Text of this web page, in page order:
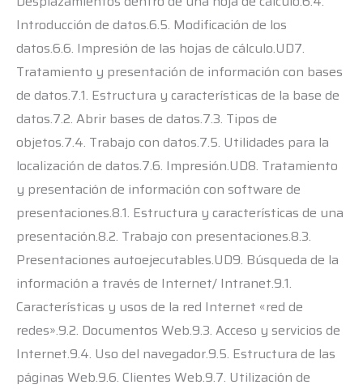
Introducción de datos.6.5. Modificación de los
datos.6.6. Impresión de las hojas de cálculo.UD7.
Tratamiento y presentación de información con bases
de datos.7.1. Estructura y características de la base de
datos.7.2. Abrir bases de datos.7.3. Tipos de
objetos.7.4. Trabajo con datos.7.5. Utilidades para la
localización de datos.7.6. Impresión.UD8. Tratamiento
y presentación de información con software de
presentaciones.8.1. Estructura y características de una
presentación.8.2. Trabajo con presentaciones.8.3.
Presentaciones autoejecutables.UD9. Búsqueda de la
información a través de Internet/ Intranet.9.1.
Características y usos de la red Internet «red de
redes».9.2. Documentos Web.9.3. Acceso y servicios de
Internet.9.4. Uso del navegador.9.5. Estructura de las
páginas Web.9.6. Clientes Web.9.7. Utilización de